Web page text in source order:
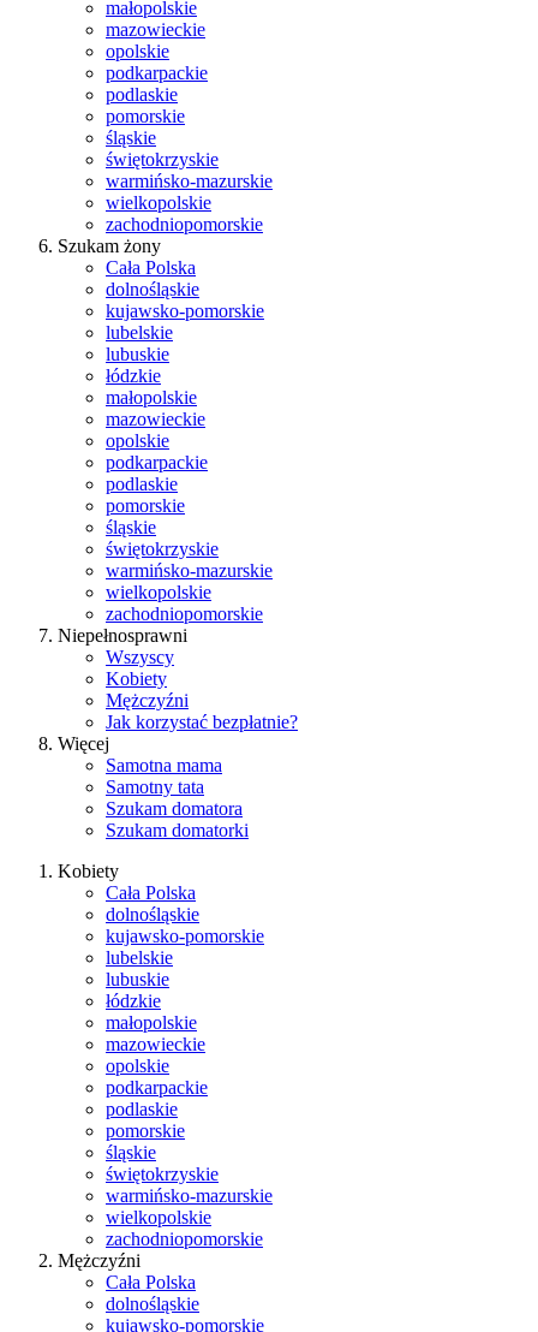
małopolskie
mazowieckie
opolskie
podkarpackie
podlaskie
pomorskie
śląskie
świętokrzyskie
warmińsko-mazurskie
wielkopolskie
zachodniopomorskie
Szukam żony
Cała Polska
dolnośląskie
kujawsko-pomorskie
lubelskie
lubuskie
łódzkie
małopolskie
mazowieckie
opolskie
podkarpackie
podlaskie
pomorskie
śląskie
świętokrzyskie
warmińsko-mazurskie
wielkopolskie
zachodniopomorskie
Niepełnosprawni
Wszyscy
Kobiety
Mężczyźni
Jak korzystać bezpłatnie?
Więcej
Samotna mama
Samotny tata
Szukam domatora
Szukam domatorki
Kobiety
Cała Polska
dolnośląskie
kujawsko-pomorskie
lubelskie
lubuskie
łódzkie
małopolskie
mazowieckie
opolskie
podkarpackie
podlaskie
pomorskie
śląskie
świętokrzyskie
warmińsko-mazurskie
wielkopolskie
zachodniopomorskie
Mężczyźni
Cała Polska
dolnośląskie
kujawsko-pomorskie